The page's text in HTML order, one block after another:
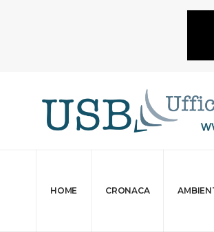
HOME CRONACA